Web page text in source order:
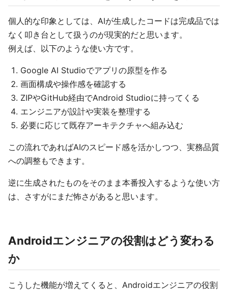
個人的な印象としては、AIが生成したコードは完成品では
なく叩き台として扱うのが現実的だと思います。
例えば、以下のような使い方です。
Google AI Studioでアプリの原型を作る
画面構成や操作感を確認する
ZIPやGitHub経由でAndroid Studioに持ってくる
エンジニアが設計や実装を整理する
必要に応じて既存アーキテクチャへ組み込む
この流れであればAIのスピード感を活かしつつ、実務品質
への調整もできます。
逆に生成されたものをそのまま本番投入するような使い方
は、さすがにまだ怖さがあると思います。
Androidエンジニアの役割はどう変わる
か
こうした機能が増えてくると、Androidエンジニアの役割